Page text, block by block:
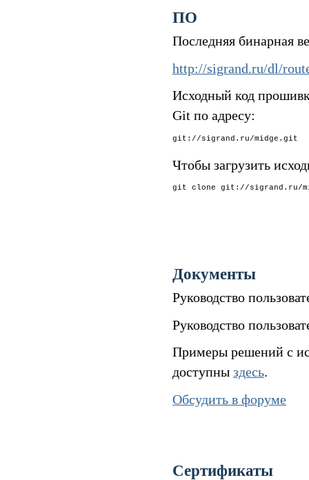
ПО
Последняя бинарная
http://sigrand.ru/dl/
Исходный код
Git по адресу:
Чтобы загрузить
Документы
Руководство
Руководство
Примеры решений с
доступны здесь.
Обсудить в форуме
Сертификаты